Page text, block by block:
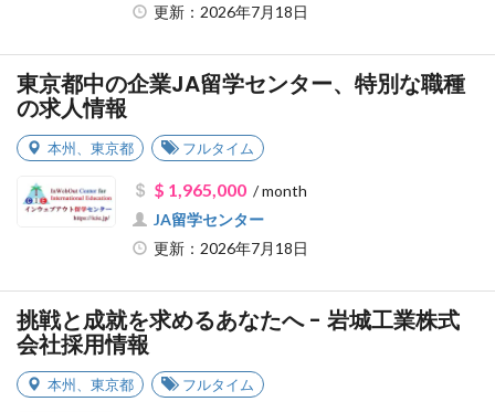
更新：2026年7月18日
東京都中の企業JA留学センター、特別な職種
の求人情報
本州 東京都 フルタイム
$ 1,965,000/ month
JA留学センター
更新：2026年7月18日
挑戦と成就を求めるあなたへ - 岩城工業株式
会社採用情報
本州 東京都 フルタイム